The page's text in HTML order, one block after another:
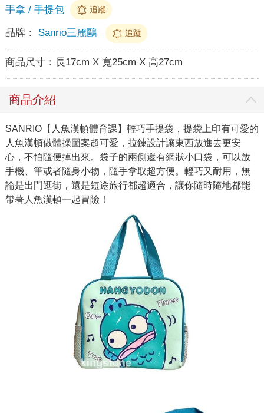
手拿 / 手提包
追蹤
品牌： Sanrio三麗鷗 追蹤
商品尺寸： 長17cm X 寬25cm X 高27cm
商品介紹
SANRIO【人魚漢頓體育課】輕巧手提袋，提袋上印有可愛的
人魚漢頓做體操圖案超可愛，拉鍊設計讓東西放進去更安
心，不怕隨便掉出來。袋子的兩側還有網狀小口袋，可以放
手機、筆或者隨身小物，隨手拿取超方便。輕巧又耐用，無
論是出門逛街，還是短途旅行都超適合，讓你隨時隨地都能
帶著人魚漢頓一起冒險！